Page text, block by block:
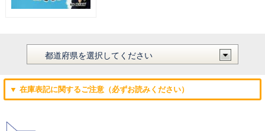
▼ 在庫表記に関するご注意（必ずお読みください）